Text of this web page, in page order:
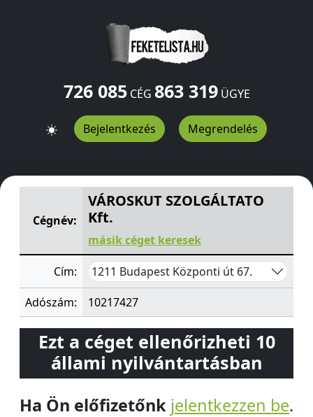
726 085CÉG 863 319ÜGYE
Bejelentkezés Megrendelés
VÁROSKUT SZOLGÁLTATO Kft.Központi út 67.Budapest
Cégnév:
VÁROSKUT SZOLGÁLTATO
Kft.
másik céget keresek
Cím: 1211 Budapest Központi út 67.
Adószám: 10217427
Ezt a céget ellenőrizheti 10
állami nyilvántartásban
Ha Ön előfizetőnk jelentkezzen be.